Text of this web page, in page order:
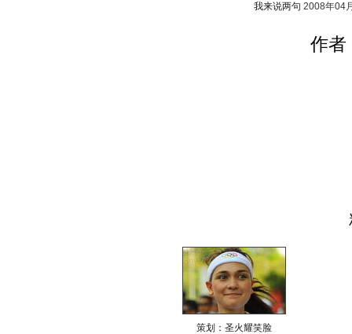
我来说两句 2008年04
作者
策划：圣火耀笑脸